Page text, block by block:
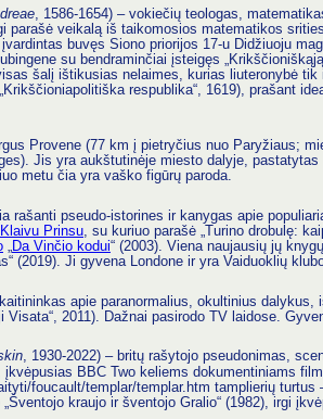
, 1586-1654) – vokiečių teologas,
veikalą iš taikomosios matematikos
buvęs Siono priorijos 17-u Didžiuoju
su bendraminčiai įsteigęs
šalį ištikusias nelaimes, kurias liuteronybė
respublika“, 1619), prašant
Provene (77 km į pietryčius nuo Paryžiaus;
Jis yra aukštutinėje miesto dalyje,
metu čia yra vaško figūrų paroda.
rašanti pseudo-istorines ir kanygas apie
Klaivu Prinsu, su kuriuo parašė „Turino drobulę:
„Da Vinčio kodui“ (2003). Viena naujausių jų
(2019). Ji gyvena Londone ir yra Vaiduoklių
apie paranormalius, okultinius
2011). Dažnai pasirodo TV laidose.
, 1930-2022) – britų rašytojo pseudonimas,
BBC Two keliems dokumentiniams
foucault/templar/templar.htm tamplierių
kraujo ir šventojo Gralio“ (1982), irgi